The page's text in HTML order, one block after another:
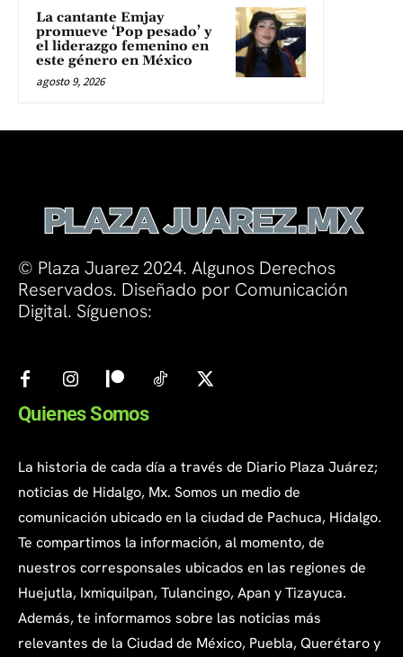
La cantante Emjay
promueve ‘Pop pesado’ y
el liderazgo femenino en
este género en México
agosto 9, 2026
© Plaza Juarez 2024. Algunos Derechos
Reservados. Diseñado por Comunicación
Digital. Síguenos:
Quienes Somos
La historia de cada día a través de Diario Plaza Juárez;
noticias de Hidalgo, Mx. Somos un medio de
comunicación ubicado en la ciudad de Pachuca, Hidalgo.
Te compartimos la información, al momento, de
nuestros corresponsales ubicados en las regiones de
Huejutla, Ixmiquilpan, Tulancingo, Apan y Tizayuca.
Además, te informamos sobre las noticias más
relevantes de la Ciudad de México, Puebla, Querétaro y